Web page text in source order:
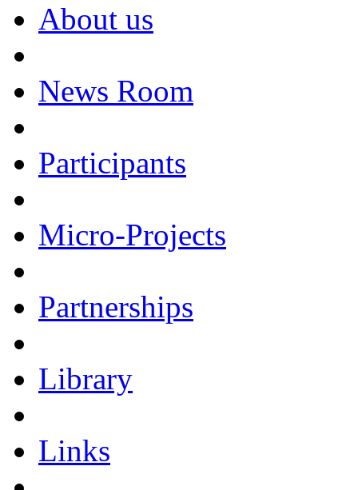
About us
News Room
Participants
Micro-Projects
Partnerships
Library
Links